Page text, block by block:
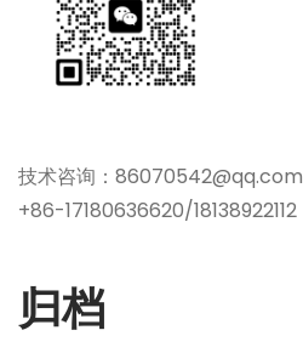
技术咨询：86070542@qq.com
+86-17180636620/18138922112
归档